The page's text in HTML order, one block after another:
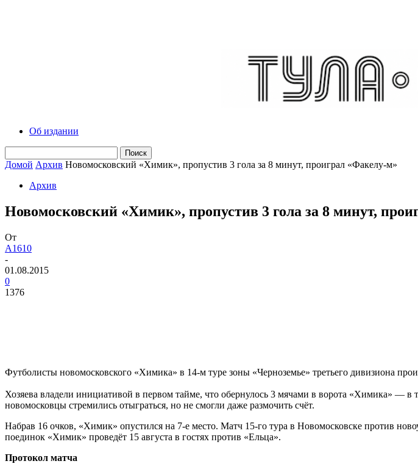
Об издании
Домой Архив Новомосковский «Химик», пропустив 3 гола за 8 минут, проиграл «Факелу-м»
Архив
Новомосковский «Химик», пропустив 3 гола за 8 минут,
От
A1610
-
01.08.2015
0
1376
Футболисты новомосковского «Химика» в 14-м туре зоны «Черноземье» третьего дивизиона
Хозяева владели инициативой в первом тайме, что обернулось 3 мячами в ворота «Химика»
новомосковцы стремились отыграться, но не смогли даже размочить счёт.
Набрав 16 очков, «Химик» опустился на 7-е место. Матч 15-го тура в Новомосковске против
поединок «Химик» проведёт 15 августа в гостях против «Ельца».
Протокол матча